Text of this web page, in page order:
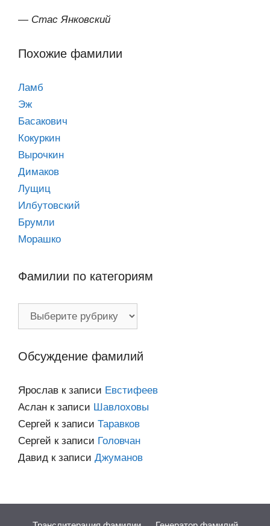
— Стас Янковский
Похожие фамилии
Ламб
Эж
Басакович
Кокуркин
Вырочкин
Димаков
Лущиц
Илбутовский
Брумли
Морашко
Фамилии по категориям
Фамилии
Обсуждение фамилий
Ярослав к записи Евстифеев
Аслан к записи Шавлоховы
Сергей к записи Таравков
Сергей к записи Головчан
Давид к записи Джуманов